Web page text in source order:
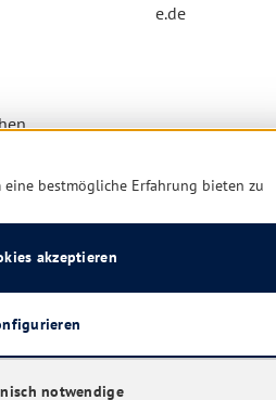
e.de
eine bestmögliche Erfahrung bieten zu
notwendige
akzeptieren